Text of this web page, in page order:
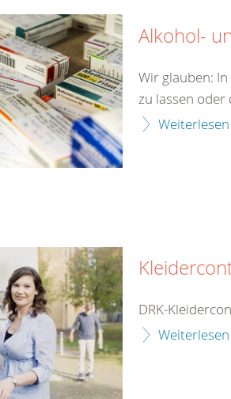
Alkohol-
Wir glauben:
zu lassen oder
Weiterlesen
DRK-
Weiterlesen